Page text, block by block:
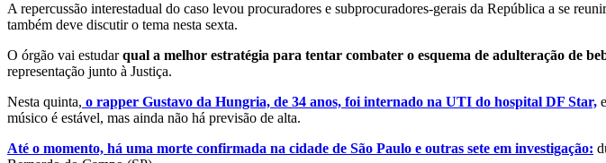
A repercussão interestadual do caso levou procuradores e subprocuradores-gerais da República a se
também deve discutir o tema nesta sexta.
O órgão vai estudarqual a melhor estratégia para tentar combater o esquema de adulteração de
representação junto à Justiça.
Nesta quinta, o rapper Gustavo da Hungria, de 34 anos, foi internado na UTI do hospital DF Star,
músico é estável, mas ainda não há previsão de alta.
Até o momento, há uma morte confirmada na cidade de São Paulo e outras sete em investigação: